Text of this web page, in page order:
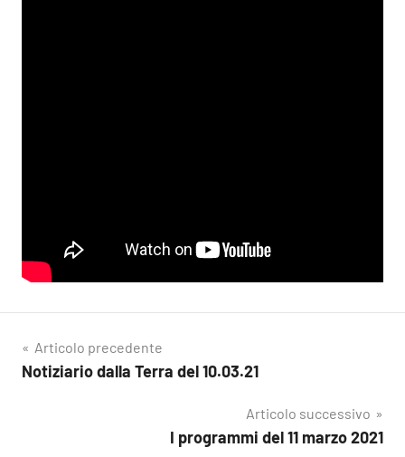
Navigazione
articoli
Articolo precedente
Notiziario dalla Terra del 10.03.21
Articolo successivo
I programmi del 11 marzo 2021